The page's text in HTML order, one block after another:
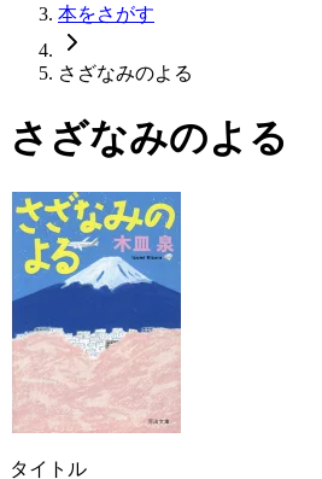
本をさがす
さざなみのよる
さざなみのよる
タイトル